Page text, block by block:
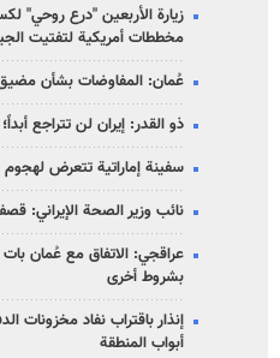
زيارة الأربعين "درع روحي"
مخططات أمريكية لتفتيت
عُمان: المفاوضات بشأن مضيق
ذو القدر: إيران لن تتراجع
سفينة إماراتية تتعرض
نائب وزير الصحة الإيراني:
عراقجي: الاتفاق مع عُمان
بشروط أخرى
إنذار باقتراب نفاد مخزونات
أبواب المنطقة